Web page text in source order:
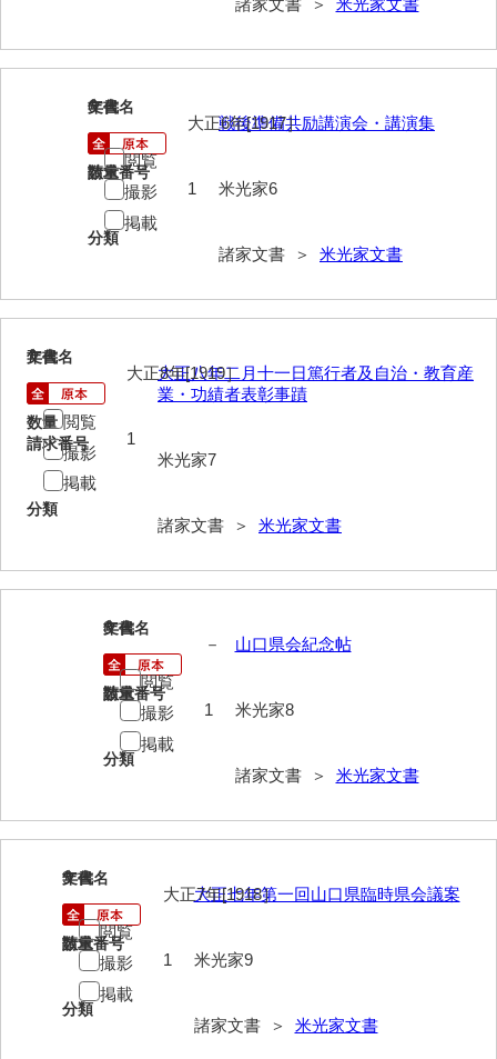
大中家文書（神奈川県）
大村益次郎文書
大本氏収集文書
岡家文書（福栄村）
岡家文書（周南市）
岡田家文書（徳地町）
岡田学収集史料
岡藤家文書
岡本家文書（島根県）
岡本家文書（周防大島町）
尾崎家文書（防府市）
小沢家文書（阿東町）
小沢太郎文書
小田家文書（柳井市和田）
小田家文書（山口市下小鯖）
諸家文書 ＞ 米光家文書
6
文書名
戦後準備共励講演会・講演集
請求番号
米光家6
分類
諸家文書 ＞ 米光家文書
年代
大正6年[1917］
数量
1
閲覧
撮影
掲載
7
文書名
大正八年二月十一日篤行者及自治・教育産
業・功績者表彰事蹟
請求番号
米光家7
分類
諸家文書 ＞ 米光家文書
年代
大正8年[1919］
数量
1
閲覧
撮影
掲載
8
文書名
山口県会紀念帖
請求番号
米光家8
分類
諸家文書 ＞ 米光家文書
年代
－
数量
1
閲覧
撮影
掲載
9
文書名
大正七年第一回山口県臨時県会議案
請求番号
米光家9
分類
諸家文書 ＞ 米光家文書
年代
大正7年[1918］
数量
1
閲覧
撮影
掲載